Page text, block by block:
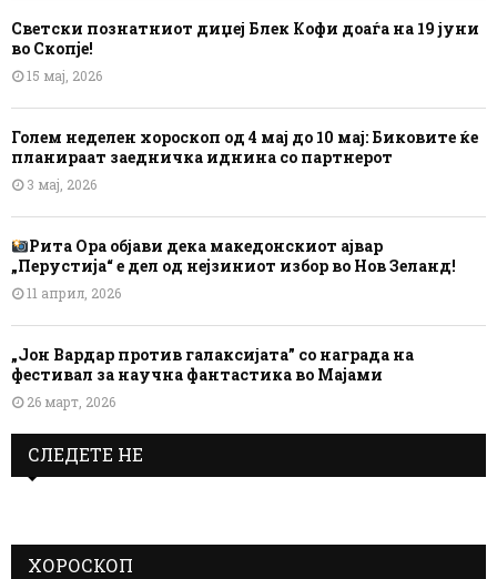
Светски познатниот диџеј Блек Кофи доаѓа на 19 јуни
во Скопје!
15 мај, 2026
Голем неделен хороскоп од 4 мај до 10 мај: Биковите ќе
планираат заедничка иднина со партнерот
3 мај, 2026
Рита Ора објави дека македонскиот ајвар
„Перустија“ е дел од нејзиниот избор во Нов Зеланд!
11 април, 2026
„Јон Вардар против галаксијата” со награда на
фестивал за научна фантастика во Мајами
26 март, 2026
СЛЕДЕТЕ НЕ
ХОРОСКОП